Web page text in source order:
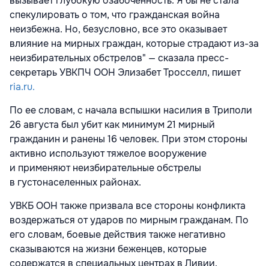
спекулировать о том, что гражданская война
неизбежна. Но, безусловно, все это оказывает
влияние на мирных граждан, которые страдают из-за
неизбирательных обстрелов" — сказала пресс-
секретарь УВКПЧ ООН Элизабет Тросселл, пишет
ria.ru.
По ее словам, с начала вспышки насилия в Триполи
26 августа был убит как минимум 21 мирный
гражданин и ранены 16 человек. При этом стороны
активно используют тяжелое вооружение
и применяют неизбирательные обстрелы
в густонаселенных районах.
УВКБ ООН также призвала все стороны конфликта
воздержаться от ударов по мирным гражданам. По
его словам, боевые действия также негативно
сказываются на жизни беженцев, которые
содержатся в специальных центрах в Ливии.